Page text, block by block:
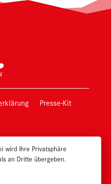
Presse-Kit
wird Ihre Privatsphäre
an Dritte übergeben.